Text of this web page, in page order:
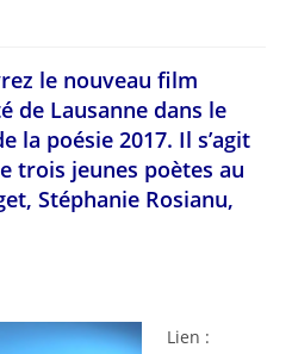
le nouveau film
de Lausanne dans le
la poésie 2017. Il s’agit
trois jeunes poètes au
Stéphanie Rosianu,
Lien :